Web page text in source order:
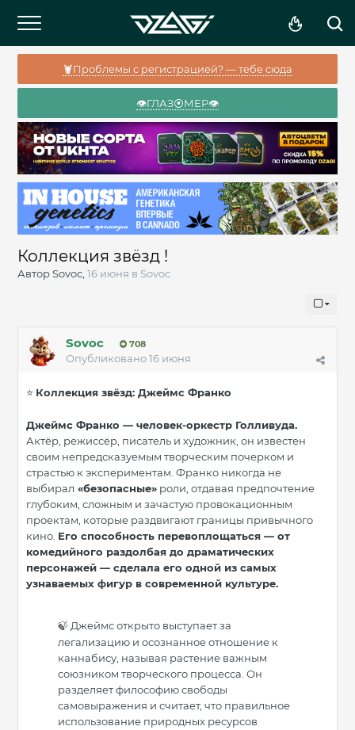
🦞Проблемы с регистрацией? — тебе сюда
👁️ГЛАЗ⦿МЕР👁️
Коллекция звёзд !
АвторSovoc, 16 июня в Sovoc
Sovoc 708
Опубликовано16 июня
⭐ Коллекция звёзд: Джеймс Франко
Джеймс Франко — человек-оркестр Голливуда.
Актёр, режиссёр, писатель и художник, он известен
своим непредсказуемым творческим почерком и
страстью к экспериментам. Франко никогда не
выбирал «безопасные» роли, отдавая предпочтение
глубоким, сложным и зачастую провокационным
проектам, которые раздвигают границы привычного
кино. Его способность перевоплощаться — от
комедийного раздолбая до драматических
персонажей — сделала его одной из самых
узнаваемых фигур в современной культуре.
🍃 Джеймс открыто выступает за
легализацию и осознанное отношение к
каннабису, называя растение важным
союзником творческого процесса. Он
разделяет философию свободы
самовыражения и считает, что правильное
использование природных ресурсов